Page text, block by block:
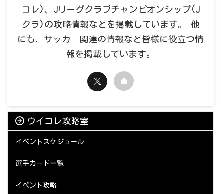
コレ)、Jリーグクラブチャンピオンシップ(J
クラ)の攻略情報などを掲載しています。 他
にも、サッカー関連の情報など皆様に役立つ情
報を掲載しています。
ウイコレ攻略室
イベントスケジュール
選手カード一覧
イベント攻略